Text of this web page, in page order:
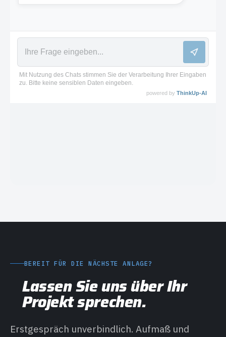
BEREIT FÜR DIE NÄCHSTE ANLAGE?
Lassen Sie uns über Ihr
Projekt sprechen.
Erstgespräch unverbindlich. Aufmaß und